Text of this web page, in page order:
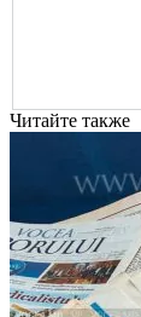
Читайте также